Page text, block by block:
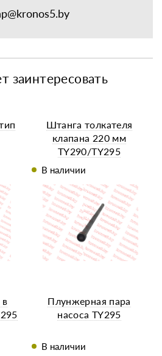
заинтересовать
Штанга толкателя
клапана 220 мм
TY290/TY295
В наличии
Плунжерная пара
насоса TY295
В наличии